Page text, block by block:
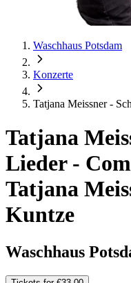
Waschhaus Potsdam
Konzerte
Tatjana Meissner -
Tatjana
Lieder -
Tatjana
Kuntze
Waschhaus